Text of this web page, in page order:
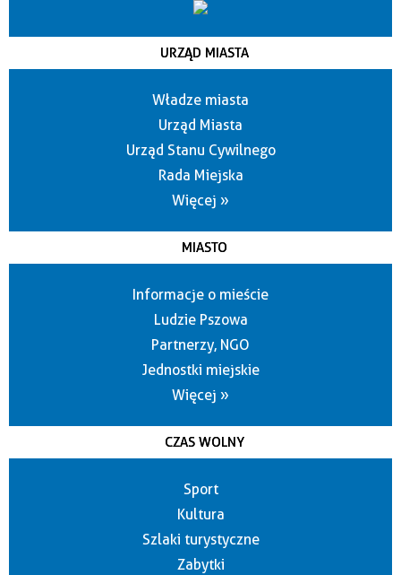
URZĄD MIASTA
Władze miasta
Urząd Miasta
Urząd Stanu Cywilnego
Rada Miejska
Więcej »
MIASTO
Informacje o mieście
Ludzie Pszowa
Partnerzy, NGO
Jednostki miejskie
Więcej »
CZAS WOLNY
Sport
Kultura
Szlaki turystyczne
Zabytki